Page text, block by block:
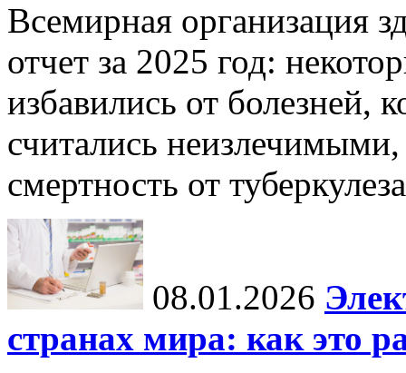
Всемирная организация
отчет за 2025 год:
избавились от болезней,
считались неизлечимыми,
смертность от
08.01.2026
странах мира: как это